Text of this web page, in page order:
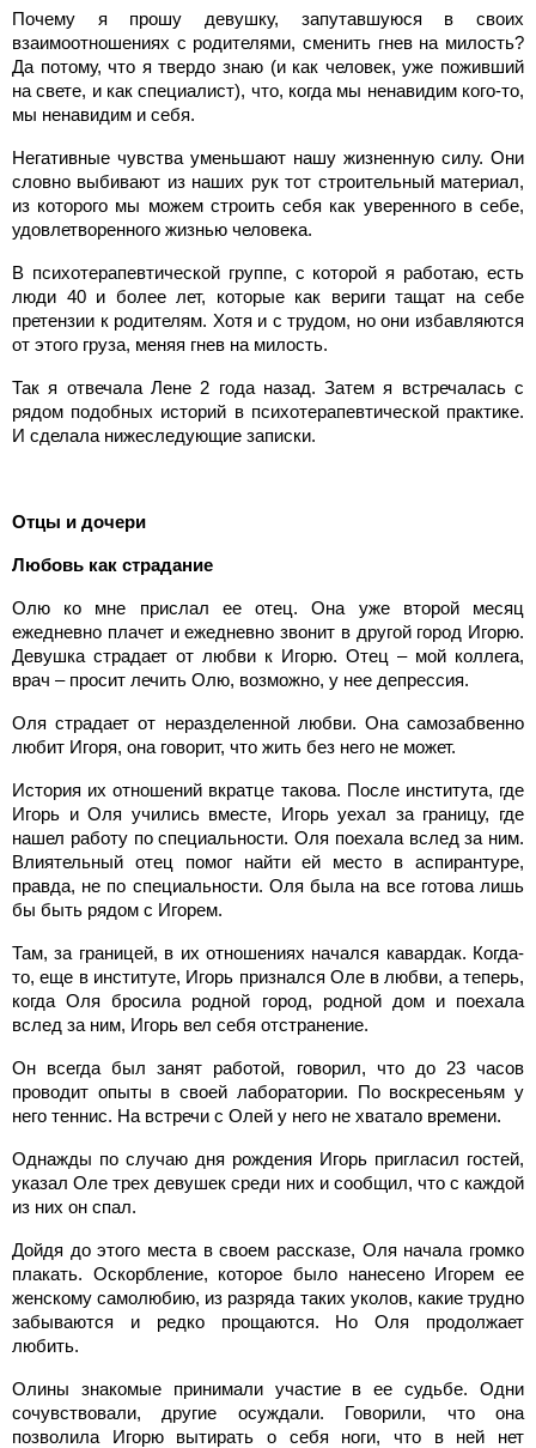
Почему я прошу девушку, запутавшуюся в своих
взаимоотношениях с родителями, сменить гнев на милость?
Да потому, что я твердо знаю (и как человек, уже поживший
на свете, и как специалист), что, когда мы ненавидим кого-то,
мы ненавидим и себя.
Негативные чувства уменьшают нашу жизненную силу. Они
словно выбивают из наших рук тот строительный материал,
из которого мы можем строить себя как уверенного в себе,
удовлетворенного жизнью человека.
В психотерапевтической группе, с которой я работаю, есть
люди 40 и более лет, которые как вериги тащат на себе
претензии к родителям. Хотя и с трудом, но они избавляются
от этого груза, меняя гнев на милость.
Так я отвечала Лене 2 года назад. Затем я встречалась с
рядом подобных историй в психотерапевтической практике.
И сделала нижеследующие записки.
Отцы и дочери
Любовь как страдание
Олю ко мне прислал ее отец. Она уже второй месяц
ежедневно плачет и ежедневно звонит в другой город Игорю.
Девушка страдает от любви к Игорю. Отец – мой коллега,
врач – просит лечить Олю, возможно, у нее депрессия.
Оля страдает от неразделенной любви. Она самозабвенно
любит Игоря, она говорит, что жить без него не может.
История их отношений вкратце такова. После института, где
Игорь и Оля учились вместе, Игорь уехал за границу, где
нашел работу по специальности. Оля поехала вслед за ним.
Влиятельный отец помог найти ей место в аспирантуре,
правда, не по специальности. Оля была на все готова лишь
бы быть рядом с Игорем.
Там, за границей, в их отношениях начался кавардак. Когда-
то, еще в институте, Игорь признался Оле в любви, а теперь,
когда Оля бросила родной город, родной дом и поехала
вслед за ним, Игорь вел себя отстранение.
Он всегда был занят работой, говорил, что до 23 часов
проводит опыты в своей лаборатории. По воскресеньям у
него теннис. На встречи с Олей у него не хватало времени.
Однажды по случаю дня рождения Игорь пригласил гостей,
указал Оле трех девушек среди них и сообщил, что с каждой
из них он спал.
Дойдя до этого места в своем рассказе, Оля начала громко
плакать. Оскорбление, которое было нанесено Игорем ее
женскому самолюбию, из разряда таких уколов, какие трудно
забываются и редко прощаются. Но Оля продолжает
любить.
Олины знакомые принимали участие в ее судьбе. Одни
сочувствовали, другие осуждали. Говорили, что она
позволила Игорю вытирать о себя ноги, что в ней нет